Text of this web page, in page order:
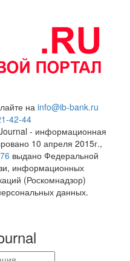
на info@ib-bank.ru
42-44
- информационная
10 апреля 2015г.,
выдано Федеральной
информационных
(Роскомнадзор)
данных.